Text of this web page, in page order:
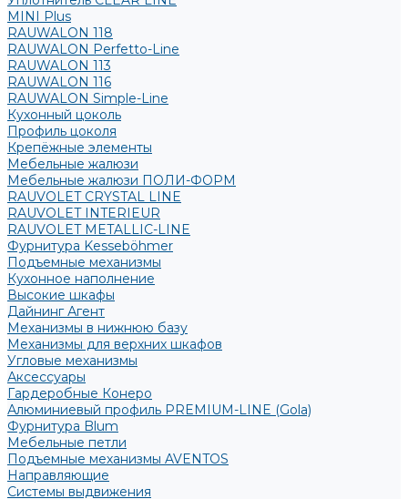
MINI Plus
RAUWALON 118
RAUWALON Perfetto-Line
RAUWALON 113
RAUWALON 116
RAUWALON Simple-Line
Кухонный цоколь
Профиль цоколя
Крепёжные элементы
Мебельные жалюзи
Мебельные жалюзи ПОЛИ-ФОРМ
RAUVOLET CRYSTAL LINE
RAUVOLET INTERIEUR
RAUVOLET METALLIC-LINE
Фурнитура Kesseböhmer
Подъемные механизмы
Кухонное наполнение
Высокие шкафы
Дайнинг Агент
Механизмы в нижнюю базу
Механизмы для верхних шкафов
Угловые механизмы
Аксессуары
Гардеробные Конеро
Алюминиевый профиль PREMIUM-LINE (Gola)
Фурнитура Blum
Мебельные петли
Подъемные механизмы AVENTOS
Направляющие
Системы выдвижения